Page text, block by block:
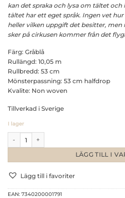
kan det spraka och lysa om tältet
tältet har ett eget språk. Ingen vet
heller vilken uppgift det besitter,
sker på cirkusen kommer från det
Färg: Gråblå
Rullängd: 10,05 m
Rullbredd: 53 cm
Mönsterpassning: 53 cm halfdrop
Kvalite: Non woven
Tillverkad i Sverige
I lager
CIRCUS MIGHETTO, BLUE GREY
LÄGG TILL I
Lägg till i favoriter
EAN: 7340200001791